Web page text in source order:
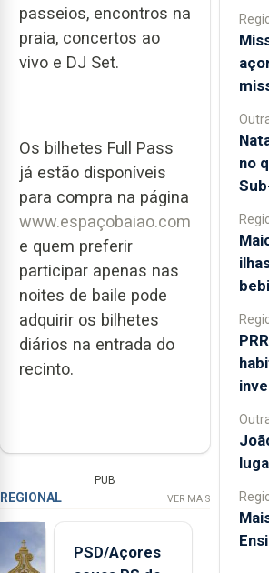
passeios, encontros na
praia, concertos ao
vivo e DJ Set.
Os bilhetes Full Pass
já estão disponíveis
para compra na página
www.espaçobaiao.com
e quem preferir
participar apenas nas
noites de baile pode
adquirir os bilhetes
diários na entrada do
recinto.
PUB
REGIONAL VER MAIS
PSD/Açores
no